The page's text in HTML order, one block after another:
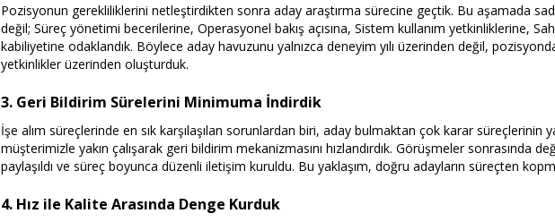
Pozisyonun gerekliliklerini netleştirdikten sonra aday araştırma sürecine geçtik. Bu aşamada
değil; Süreç yönetimi becerilerine, Operasyonel bakış açısına, Sistem kullanım yetkinliklerine,
kabiliyetine odaklandık. Böylece aday havuzunu yalnızca deneyim yılı üzerinden değil,
yetkinlikler üzerinden oluşturduk.
3. Geri Bildirim Sürelerini Minimuma İndirdik
İşe alım süreçlerinde en sık karşılaşılan sorunlardan biri, aday bulmaktan çok karar süreçlerinin
müşterimizle yakın çalışarak geri bildirim mekanizmasını hızlandırdık. Görüşmeler sonrasında
paylaşıldı ve süreç boyunca düzenli iletişim kuruldu. Bu yaklaşım, doğru adayların süreçten
4. Hız ile Kalite Arasında Denge Kurduk